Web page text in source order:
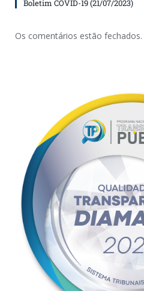
Boletim COVID-19 (21/07/2023)
Os comentários estão fechados.